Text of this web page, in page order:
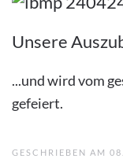
Unsere
...und wird vom
gefeiert.
GESCHRIEBEN AM